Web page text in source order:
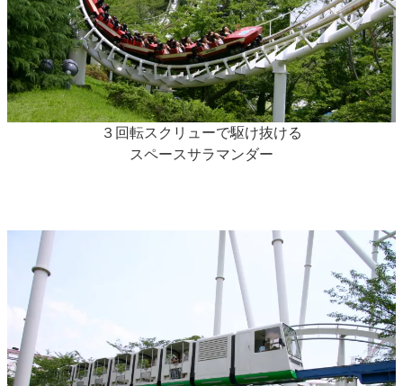
３回転スクリューで駆け抜ける
スペースサラマンダー